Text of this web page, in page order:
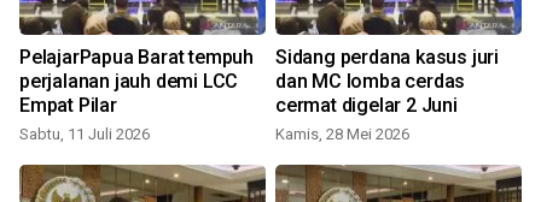
PelajarPapua Barat tempuh
perjalanan jauh demi LCC
Empat Pilar
Sabtu, 11 Juli 2026
Sidang perdana kasus juri
dan MC lomba cerdas
cermat digelar 2 Juni
Kamis, 28 Mei 2026